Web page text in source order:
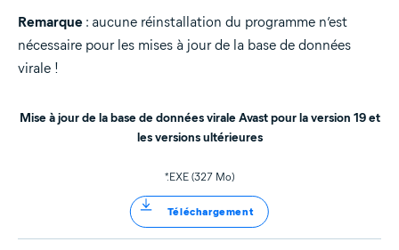
Remarque : aucune réinstallation du programme n’est
nécessaire pour les mises à jour de la base de données
virale !
Mise à jour de la base de données virale Avast pour la version 19 et
les versions ultérieures
*.EXE (327 Mo)
Téléchargement